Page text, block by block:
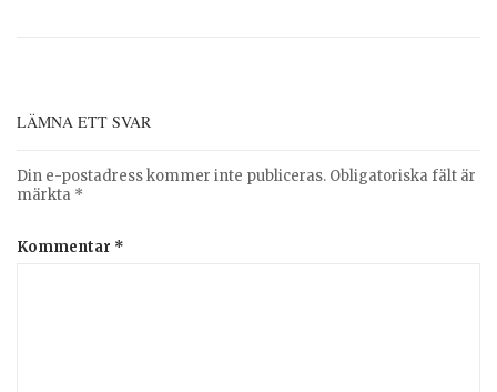
LÄMNA ETT SVAR
Din e-postadress kommer inte publiceras. Obligatoriska fält är
märkta *
Kommentar *